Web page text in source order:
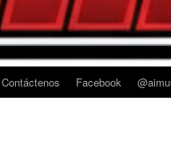
Contáctenos Facebook